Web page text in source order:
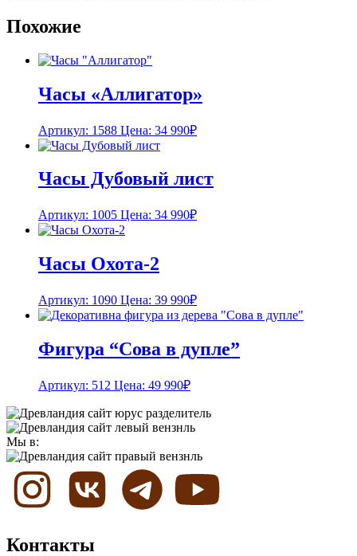
Похожие
Часы «Аллигатор»
Артикул: 1588 Цена: 34 990₽
Часы Дубовый лист
Артикул: 1005 Цена: 34 990₽
Часы Охота-2
Артикул: 1090 Цена: 39 990₽
Фигура “Сова в дупле”
Артикул: 512 Цена: 49 990₽
Мы в:
Контакты